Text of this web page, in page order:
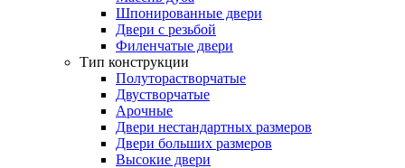
Шпонированные двери
Двери с резьбой
Филенчатые двери
Тип конструкции
Полуторастворчатые
Двустворчатые
Арочные
Двери нестандартных размеров
Двери больших размеров
Высокие двери